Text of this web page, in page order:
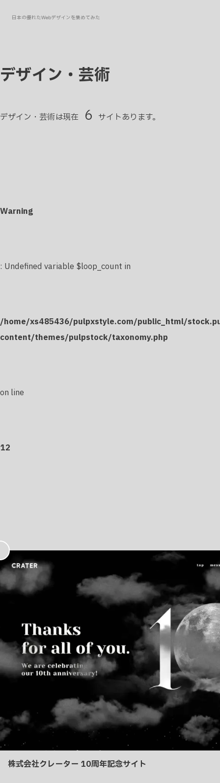
日本の優れたWebデザインを集めてみた
デザイン・芸術
デザイン・芸術は現在 6 サイトあります。
Warning
: Undefined variable $loop_count in
/home/xs485436/pulpxstyle.com/public_html/
content/themes/pulpstock/taxonomy.php
on line
12
株式会社クレーター 10周年記念サイト